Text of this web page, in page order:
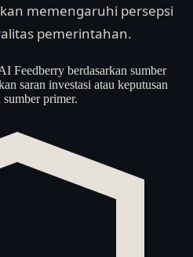
memengaruhi persepsi
pemerintahan.
Feedberry berdasarkan sumber
saran investasi atau keputusan
primer.